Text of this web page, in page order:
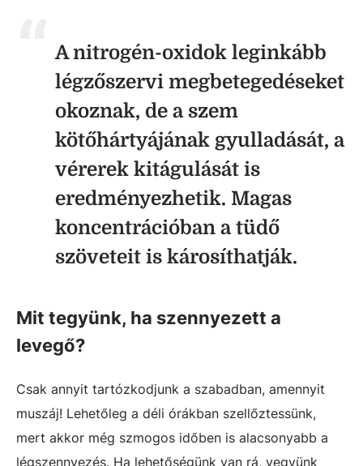
A nitrogén-oxidok leginkább
légzőszervi megbetegedéseket
okoznak, de a szem
kötőhártyájának gyulladását, a
vérerek kitágulását is
eredményezhetik. Magas
koncentrációban a tüdő
szöveteit is károsíthatják.
Mit tegyünk, ha szennyezett a
levegő?
Csak annyit tartózkodjunk a szabadban, amennyit
muszáj! Lehetőleg a déli órákban szellőztessünk,
mert akkor még szmogos időben is alacsonyabb a
légszennyezés. Ha lehetőségünk van rá, vegyünk